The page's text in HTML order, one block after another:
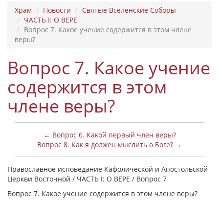
Храм Новости
Святые Вселенские Соборы
ЧАСТЬ I: О ВЕРЕ
Вопрос 7. Какое учение содержится в этом члене
веры?
Вопрос 7. Какое учение
содержится в этом
члене веры?
← Вопрос 6. Какой первый член веры?
Вопрос 8. Как я должен мыслить о Боге? →
Православное исповедание Кафолической и Апостольской
Церкви Восточной / ЧАСТЬ I: О ВЕРЕ / Вопрос 7
Вопрос 7. Какое учение содержится в этом члене веры?